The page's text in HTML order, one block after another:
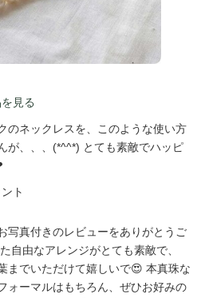
見る
のネックレスを、このような使い方
が、、、(*^^*) とても素敵でハッピ
ト
写真付きのレビューをありがとうご
自由なアレンジがとても素敵で、
までいただけて嬉しいで😍 本真珠な
ォーマルはもちろん、ぜひお好みの